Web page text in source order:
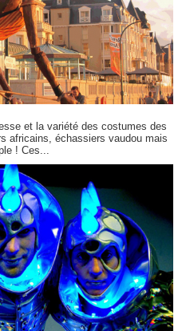
et la variété des costumes des
africains, échassiers vaudou mais
! Ces...